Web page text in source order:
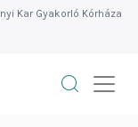
Kar Gyakorló Kórháza